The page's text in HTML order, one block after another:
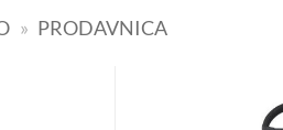
» PRODAVNICA